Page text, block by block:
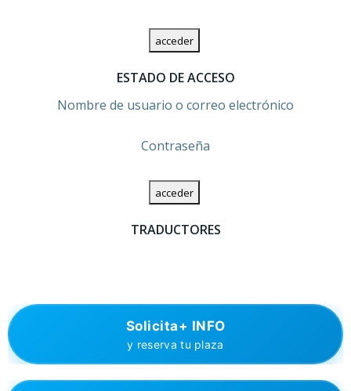
ESTADO DE ACCESO
Nombre de usuario o correo electrónico
Contraseña
TRADUCTORES
Solicita+ INFO
y reserva tu plaza